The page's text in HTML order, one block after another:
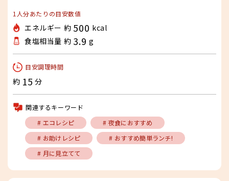
1人分あたりの目安数値
エネルギー 約 500 kcal
食塩相当量 約 3.9 g
目安調理時間
約 15 分
関連するキーワード
# エコレシピ
# 夜食におすすめ
# お助けレシピ
# おすすめ簡単ランチ!
# 月に見立てて